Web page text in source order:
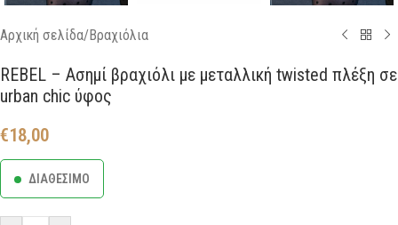
Αρχική σελίδα/Βραχιόλια
REBEL – Ασημί βραχιόλι με μεταλλική twisted πλέξη σε
urban chic ύφος
€18,00
ΔΙΑΘΕΣΙΜΟ